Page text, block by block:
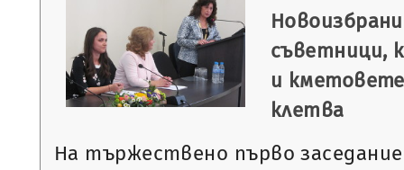
съветници,
и
клетва
На тържествено първо